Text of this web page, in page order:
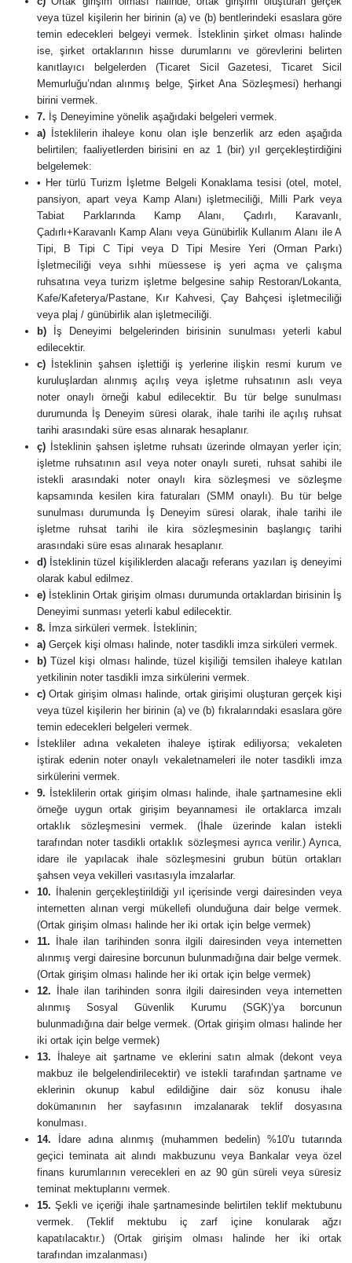
veya tüzel kişilerin her birinin (a) ve (b) bentlerindeki esaslara göre
temin edecekleri belgeyi vermek. İsteklinin şirket olması halinde
ise, şirket ortaklarının hisse durumlarını ve görevlerini belirten
kanıtlayıcı belgelerden (Ticaret Sicil Gazetesi, Ticaret Sicil
Memurluğu’ndan alınmış belge, Şirket Ana Sözleşmesi) herhangi
birini vermek.
7. İş Deneyimine yönelik aşağıdaki belgeleri vermek.
a)İsteklilerin ihaleye konu olan işle benzerlik arz eden aşağıda
belirtilen; faaliyetlerden birisini en az 1 (bir) yıl gerçekleştirdiğini
belgelemek:
• Her türlü Turizm İşletme Belgeli Konaklama tesisi (otel, motel,
pansiyon, apart veya Kamp Alanı) işletmeciliği, Milli Park veya
Tabiat Parklarında Kamp Alanı, Çadırlı, Karavanlı,
Çadırlı+Karavanlı Kamp Alanı veya Günübirlik Kullanım Alanı ile A
Tipi, B Tipi C Tipi veya D Tipi Mesire Yeri (Orman Parkı)
İşletmeciliği veya sıhhi müessese iş yeri açma ve çalışma
ruhsatına veya turizm işletme belgesine sahip Restoran/Lokanta,
Kafe/Kafeterya/Pastane, Kır Kahvesi, Çay Bahçesi işletmeciliği
veya plaj / günübirlik alan işletmeciliği.
b)İş Deneyimi belgelerinden birisinin sunulması yeterli kabul
edilecektir.
c)İsteklinin şahsen işlettiği iş yerlerine ilişkin resmi kurum ve
kuruluşlardan alınmış açılış veya işletme ruhsatının aslı veya
noter onaylı örneği kabul edilecektir. Bu tür belge sunulması
durumunda İş Deneyim süresi olarak, ihale tarihi ile açılış ruhsat
tarihi arasındaki süre esas alınarak hesaplanır.
ç)İsteklinin şahsen işletme ruhsatı üzerinde olmayan yerler için;
işletme ruhsatının asıl veya noter onaylı sureti, ruhsat sahibi ile
istekli arasındaki noter onaylı kira sözleşmesi ve sözleşme
kapsamında kesilen kira faturaları (SMM onaylı). Bu tür belge
sunulması durumunda İş Deneyim süresi olarak, ihale tarihi ile
işletme ruhsat tarihi ile kira sözleşmesinin başlangıç tarihi
arasındaki süre esas alınarak hesaplanır.
d)İsteklinin tüzel kişiliklerden alacağı referans yazıları iş deneyimi
olarak kabul edilmez.
e)İsteklinin Ortak girişim olması durumunda ortaklardan birisinin İş
Deneyimi sunması yeterli kabul edilecektir.
8. İmza sirküleri vermek. İsteklinin;
a)Gerçek kişi olması halinde, noter tasdikli imza sirküleri vermek.
b)Tüzel kişi olması halinde, tüzel kişiliği temsilen ihaleye katılan
yetkilinin noter tasdikli imza sirkülerini vermek.
c)Ortak girişim olması halinde, ortak girişimi oluşturan gerçek kişi
veya tüzel kişilerin her birinin (a) ve (b) fıkralarındaki esaslara göre
temin edecekleri belgeleri vermek.
İstekliler adına vekaleten ihaleye iştirak ediliyorsa; vekaleten
iştirak edenin noter onaylı vekaletnameleri ile noter tasdikli imza
sirkülerini vermek.
9.
İsteklilerin ortak girişim olması halinde, ihale şartnamesine ekli
örneğe uygun ortak girişim beyannamesi ile ortaklarca imzalı
ortaklık sözleşmesini vermek. (İhale üzerinde kalan istekli
tarafından noter tasdikli ortaklık sözleşmesi ayrıca verilir.) Ayrıca,
idare ile yapılacak ihale sözleşmesini grubun bütün ortakları
şahsen veya vekilleri vasıtasıyla imzalarlar.
10.
İhalenin gerçekleştirildiği yıl içerisinde vergi dairesinden veya
internetten alınan vergi mükellefi olunduğuna dair belge vermek.
(Ortak girişim olması halinde her iki ortak için belge vermek)
11.
İhale ilan tarihinden sonra ilgili dairesinden veya internetten
alınmış vergi dairesine borcunun bulunmadığına dair belge vermek.
(Ortak girişim olması halinde her iki ortak için belge vermek)
12.
İhale ilan tarihinden sonra ilgili dairesinden veya internetten
alınmış Sosyal Güvenlik Kurumu (SGK)’ya borcunun
bulunmadığına dair belge vermek. (Ortak girişim olması halinde her
iki ortak için belge vermek)
13.
İhaleye ait şartname ve eklerini satın almak (dekont veya
makbuz ile belgelendirilecektir) ve istekli tarafından şartname ve
eklerinin okunup kabul edildiğine dair söz konusu ihale
dokümanının her sayfasının imzalanarak teklif dosyasına
konulması.
14.
İdare adına alınmış (muhammen bedelin) %10'u tutarında
geçici teminata ait alındı makbuzunu veya Bankalar veya özel
finans kurumlarının verecekleri en az 90 gün süreli veya süresiz
teminat mektuplarını vermek.
15. Şekli ve içeriği ihale şartnamesinde belirtilen teklif mektubunu
vermek. (Teklif mektubu iç zarf içine konularak ağzı
kapatılacaktır.) (Ortak girişim olması halinde her iki ortak
tarafından imzalanması)